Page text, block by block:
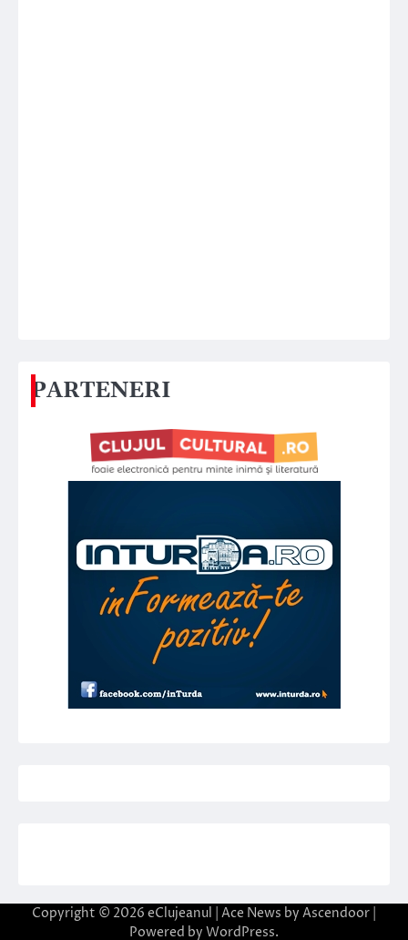
PARTENERI
Copyright © 2026 eClujeanul | Ace News by Ascendoor
Powered by WordPress.